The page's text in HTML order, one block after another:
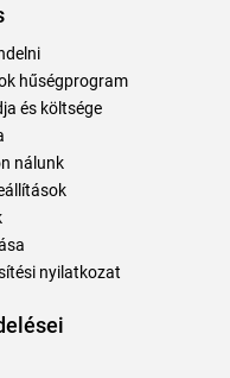
hűségprogram
és költsége
nálunk
nyilatkozat